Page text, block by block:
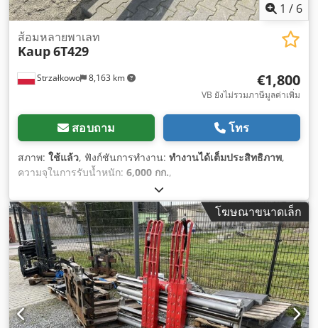
1 / 6
Strzałkowo 8,163 km
ส้อมหลายพาเลท
Kaup6T429
€1,800
VB ยังไม่รวมภาษีมูลค่าเพิ่ม
สอบถาม โทร
สภาพ: ใช้แล้ว, ฟังก์ชันการทำงาน: ทำงานได้เต็มประสิทธิภาพ,
ความจุในการรับน้ำหนัก: 6,000 กก.,
โฆษณาขนาดเล็ก